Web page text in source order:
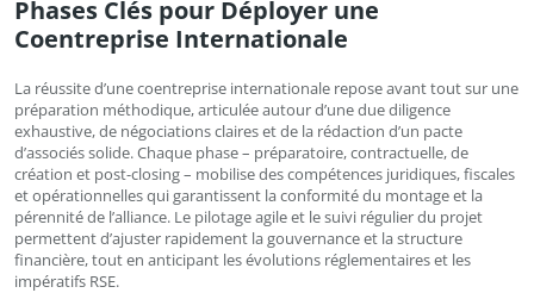
Phases Clés pour Déployer une
Coentreprise Internationale
La réussite d’une coentreprise internationale repose avant tout sur une
préparation méthodique, articulée autour d’une due diligence
exhaustive, de négociations claires et de la rédaction d’un pacte
d’associés solide. Chaque phase – préparatoire, contractuelle, de
création et post-closing – mobilise des compétences juridiques, fiscales
et opérationnelles qui garantissent la conformité du montage et la
pérennité de l’alliance. Le pilotage agile et le suivi régulier du projet
permettent d’ajuster rapidement la gouvernance et la structure
financière, tout en anticipant les évolutions réglementaires et les
impératifs RSE.